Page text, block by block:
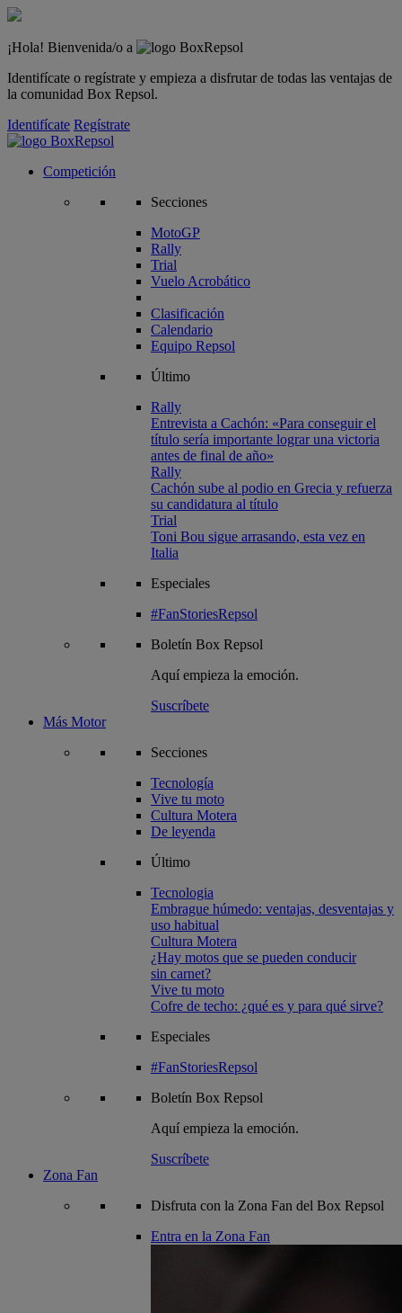
¡Hola! Bienvenida/o a
Identifícate o regístrate y empieza a disfrutar de todas las ventajas de
la comunidad Box Repsol.
Identifícate Regístrate
Competición
Secciones
MotoGP
Rally
Trial
Vuelo Acrobático
Clasificación
Calendario
Equipo Repsol
Último
Rally
Entrevista a Cachón: «Para conseguir el
título sería importante lograr una victoria
antes de final de año»
Rally
Cachón sube al podio en Grecia y refuerza
su candidatura al título
Trial
Toni Bou sigue arrasando, esta vez en
Italia
Especiales
#FanStoriesRepsol
Boletín Box Repsol
Aquí empieza la emoción.
Suscríbete
Más Motor
Secciones
Tecnología
Vive tu moto
Cultura Motera
De leyenda
Último
Tecnologia
Embrague húmedo: ventajas, desventajas y
uso habitual
Cultura Motera
¿Hay motos que se pueden conducir
sin carnet?
Vive tu moto
Cofre de techo: ¿qué es y para qué sirve?
Especiales
#FanStoriesRepsol
Boletín Box Repsol
Aquí empieza la emoción.
Suscríbete
Zona Fan
Disfruta con la Zona Fan del Box Repsol
Entra en la Zona Fan